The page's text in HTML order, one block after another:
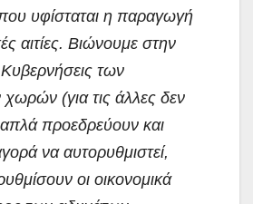
που υφίσταται η παραγωγή
αιτίες. Βιώνουμε στην
των
(για τις άλλες δεν
απλά προεδρεύουν και
να αυτορυθμιστεί,
οι οικονομικά